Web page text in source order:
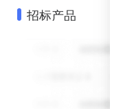
招标产品